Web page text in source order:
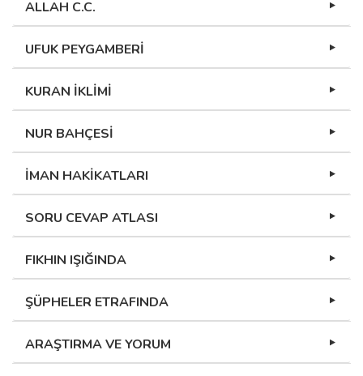
ALLAH C.C.
UFUK PEYGAMBERİ
KURAN İKLİMİ
NUR BAHÇESİ
İMAN HAKİKATLARI
SORU CEVAP ATLASI
FIKHIN IŞIĞINDA
ŞÜPHELER ETRAFINDA
ARAŞTIRMA VE YORUM